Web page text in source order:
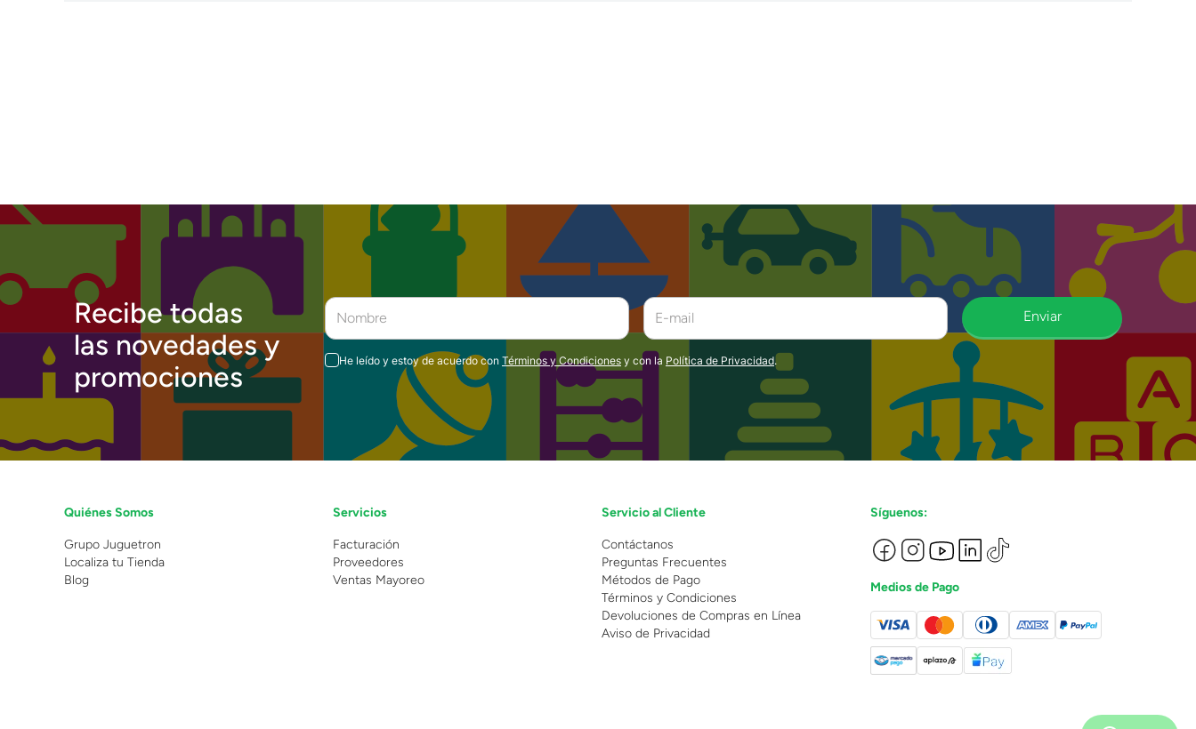
Recibe todas
las novedades y
promociones
Enviar
He leído y estoy de acuerdo con Términos y Condiciones y con la Política de Privacidad.
Quiénes Somos
Grupo Juguetron
Localiza tu Tienda
Blog
Servicios
Facturación
Proveedores
Ventas Mayoreo
Servicio al Cliente
Contáctanos
Preguntas Frecuentes
Métodos de Pago
Términos y Condiciones
Devoluciones de Compras en Línea
Aviso de Privacidad
Síguenos:
Medios de Pago